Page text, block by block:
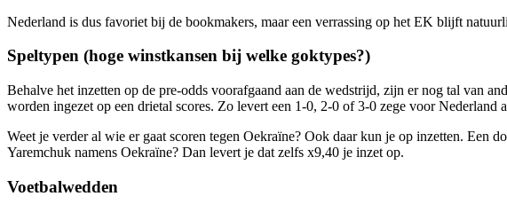
Nederland is dus favoriet bij de bookmakers, maar een verrassing op het EK blijft
Speltypen (hoge winstkansen bij welke goktypes?)
Behalve het inzetten op de pre-odds voorafgaand aan de wedstrijd, zijn er nog tal van
worden ingezet op een drietal scores. Zo levert een 1-0, 2-0 of 3-0 zege voor Nederland
Weet je verder al wie er gaat scoren tegen Oekraïne? Ook daar kun je op inzetten.
Yaremchuk namens Oekraïne? Dan levert je dat zelfs x9,40 je inzet op.
Voetbalwedden